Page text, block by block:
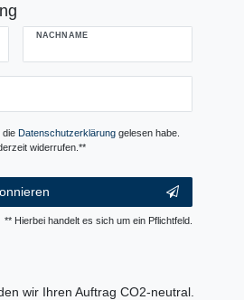
NACHNAME
die Daten­schutz­erklärunggelesen habe.
widerrufen.**
** Hierbei handelt es sich um ein Pflichtfeld.
wir Ihren Auftrag CO2-neutral.